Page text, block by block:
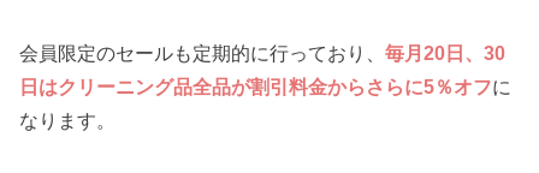
会員限定のセールも定期的に行っており、毎月20日、30
日はクリーニング品全品が割引料金からさらに5％オフに
なります。